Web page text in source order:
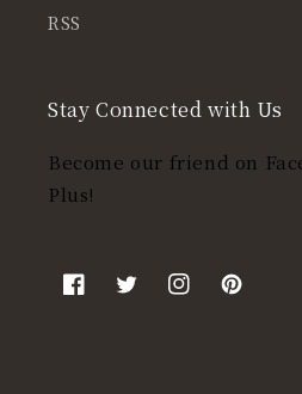
RSS
Stay Connected with Us
Become our friend on
Plus!
FacebookTwitterInstagramPinterest